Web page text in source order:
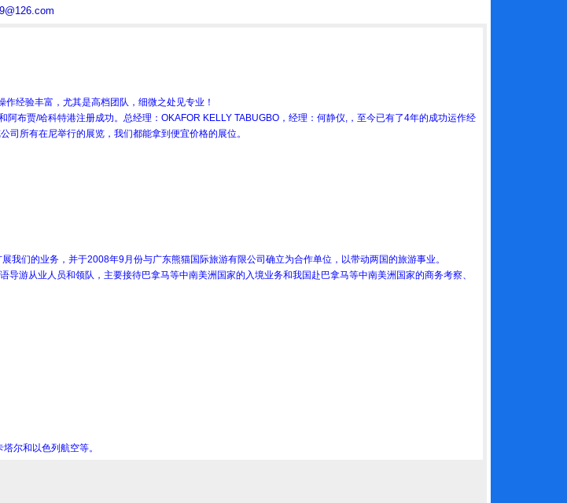
经验丰富，尤其是高档团队，细微之处见专业！
布贾/哈科特港注册成功。总经理：OKAFOR KELLY TABUGBO，经理：何静仪,，至今已有了4年的成功运作经
所有在尼举行的展览，我们都能拿到便宜价格的展位。
们的业务，并于2008年9月份与广东熊猫国际旅游有限公司确立为合作单位，以带动两国的旅游事业。
游从业人员和领队，主要接待巴拿马等中南美洲国家的入境业务和我国赴巴拿马等中南美洲国家的商务考察、
尔和以色列航空等。